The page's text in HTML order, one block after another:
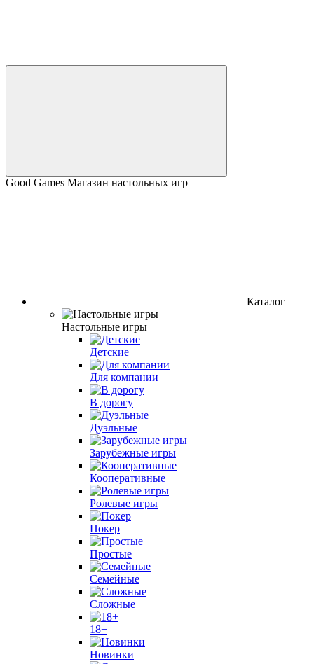
Good Games Магазин настольных игр
Каталог
Настольные игры
Детские
Для компании
В дорогу
Дуэльные
Зарубежные игры
Кооперативные
Ролевые игры
Покер
Простые
Семейные
Сложные
18+
Новинки